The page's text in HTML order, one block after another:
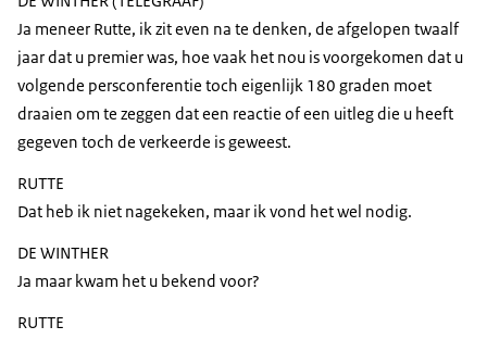
Ja meneer Rutte, ik zit even na te denken, de afgelopen twaalf
jaar dat u premier was, hoe vaak het nou is voorgekomen dat u
volgende persconferentie toch eigenlijk 180 graden moet
draaien om te zeggen dat een reactie of een uitleg die u heeft
gegeven toch de verkeerde is geweest.
RUTTE
Dat heb ik niet nagekeken, maar ik vond het wel nodig.
DE WINTHER
Ja maar kwam het u bekend voor?
RUTTE